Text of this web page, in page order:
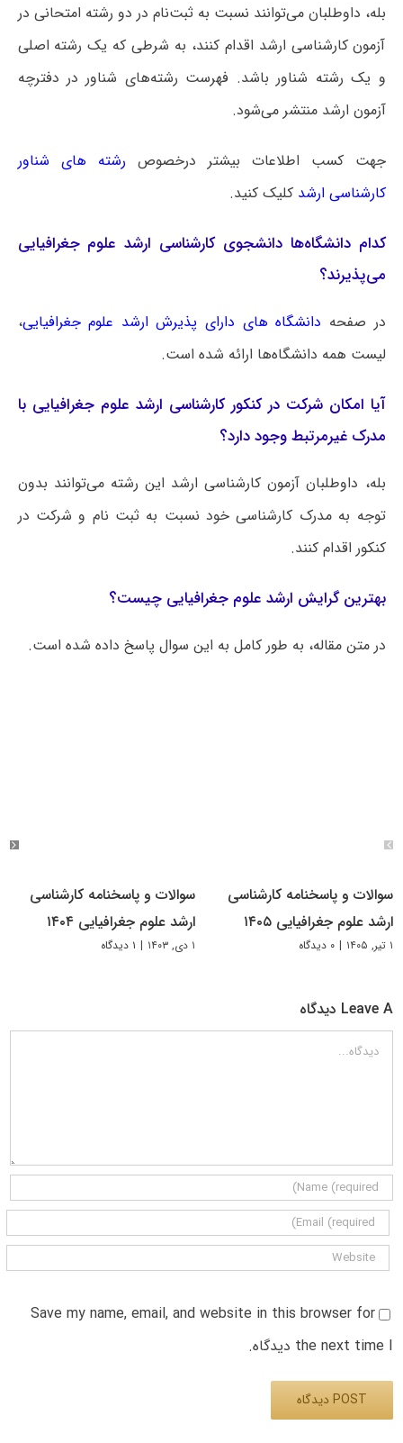
بله، داوطلبان می‌توانند نسبت به ثبت‌نام در دو رشته امتحانی در
آزمون کارشناسی ارشد اقدام کنند، به شرطی که یک رشته اصلی
و یک رشته شناور باشد. فهرست رشته‌های شناور در دفترچه
آزمون ارشد منتشر می‌شود.
جهت کسب اطلاعات بیشتر درخصوص رشته های شناور
کارشناسی ارشد کلیک کنید.
کدام دانشگاه‌ها دانشجوی کارشناسی ارشد علوم جغرافیایی
می‌پذیرند؟
در صفحه دانشگاه های دارای پذیرش ارشد علوم جغرافیایی،
لیست همه دانشگاه‌ها ارائه شده است.
آیا امکان شرکت در کنکور کارشناسی ارشد علوم جغرافیایی با
مدرک غیرمرتبط وجود دارد؟
بله، داوطلبان آزمون کارشناسی ارشد این رشته می‌توانند بدون
توجه به مدرک کارشناسی خود نسبت به ثبت نام و شرکت در
کنکور اقدام کنند.
بهترین گرایش ارشد علوم جغرافیایی چیست؟
در متن مقاله، به طور کامل به این سوال پاسخ داده شده است.
سوالات و پاسخنامه کارشناسی
ارشد علوم جغرافیایی ۱۴۰۵
۱ تیر, ۱۴۰۵ | ۰ دیدگاه
سوالات و پاسخنامه کارشناسی
ارشد علوم جغرافیایی ۱۴۰۴
۱ دی, ۱۴۰۳ | ۱ دیدگاه
Leave A دیدگاه
دیدگاه
Save my name, email, and website in this browser for
the next time I دیدگاه.